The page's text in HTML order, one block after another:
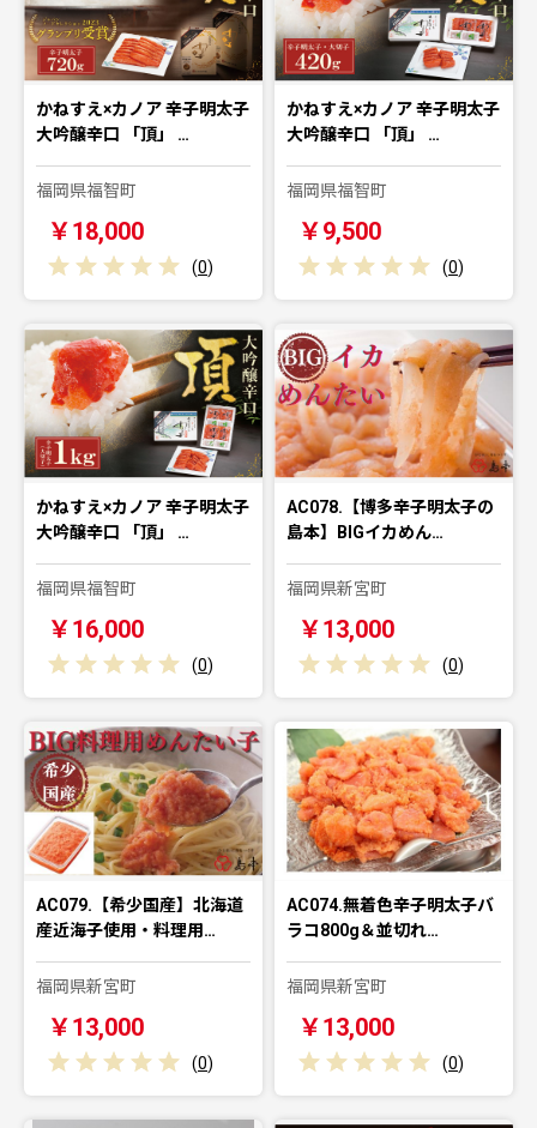
かねすえ×カノア 辛子明太子
大吟醸辛口 「頂」 …
福岡県福智町
￥18,000
(0)
かねすえ×カノア 辛子明太子
大吟醸辛口 「頂」 …
福岡県福智町
￥9,500
(0)
かねすえ×カノア 辛子明太子
大吟醸辛口 「頂」 …
福岡県福智町
￥16,000
(0)
AC078.【博多辛子明太子の
島本】BIGイカめん…
福岡県新宮町
￥13,000
(0)
AC079.【希少国産】北海道
産近海子使用・料理用…
福岡県新宮町
￥13,000
(0)
AC074.無着色辛子明太子バ
ラコ800g＆並切れ…
福岡県新宮町
￥13,000
(0)